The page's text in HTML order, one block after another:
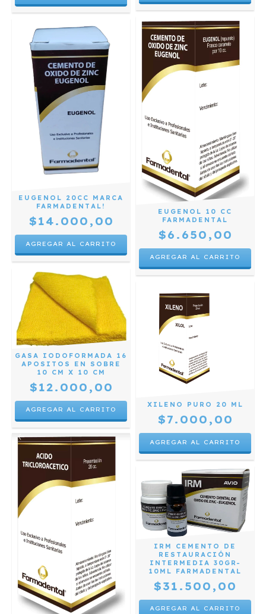
EUGENOL 10 CC
FARMADENTAL
$6.650,00
EUGENOL 20CC MARCA
FARMADENTAL!
$14.000,00
XILENO PURO 20 ML
$7.000,00
GASA IODOFORMADA 16
APOSITOS EN SOBRE
10 CM X 10 CM
$12.000,00
IRM CEMENTO DE
RESTAURACIÓN
INTERMEDIA 30GR-
10ML FARMADENTAL
$31.500,00
AGREGAR AL CARRITO